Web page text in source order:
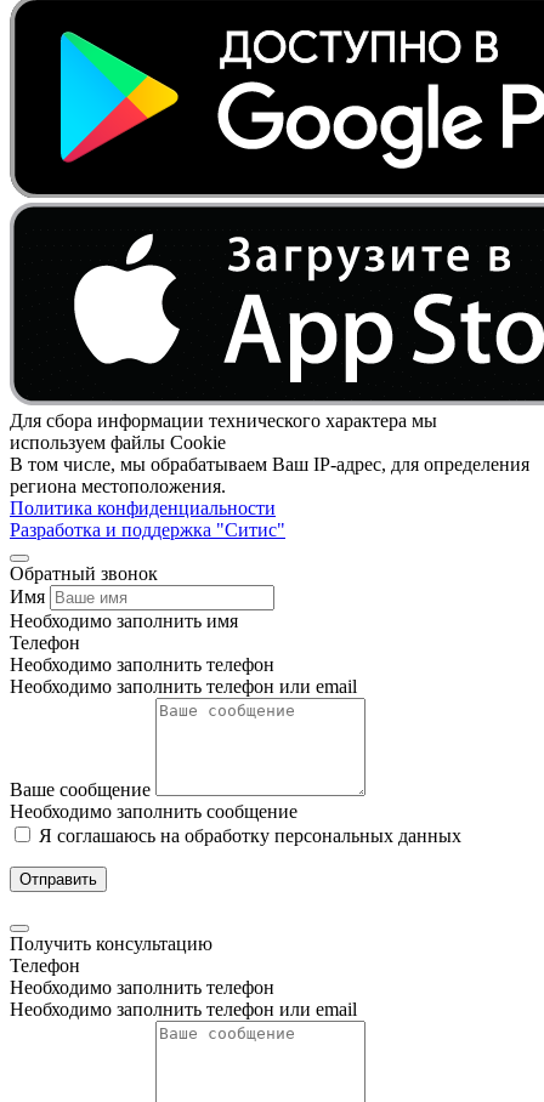
Для сбора информации технического характера мы
используем файлы Cookie
В том числе, мы обрабатываем Ваш IP-адрес, для определения
региона местоположения.
Политика конфиденциальности
Разработка и поддержка "Ситис"
Обратный звонок
Имя
Необходимо заполнить имя
Телефон
Необходимо заполнить телефон
Необходимо заполнить телефон или email
Ваше сообщение
Необходимо заполнить сообщение
Я соглашаюсь на обработку персональных данных
Отправить
Получить консультацию
Телефон
Необходимо заполнить телефон
Необходимо заполнить телефон или email